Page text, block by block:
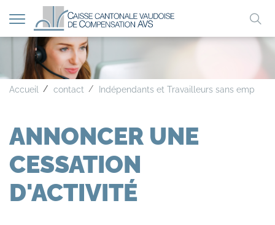
A A A
Afficher
la
navigation
Accueil contact Indépendants et Travailleurs sans
ANNONCER UNE
CESSATION
D'ACTIVITÉ